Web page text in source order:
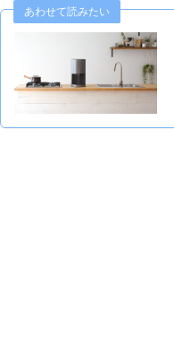
あわせて読みたい